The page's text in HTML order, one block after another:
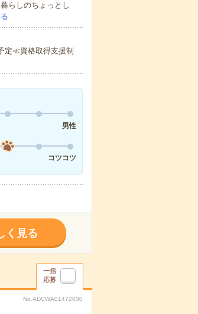
らしのちょっとし
定≪資格取得支援制
男性
コツコツ
く見る
一括
応募
No.ADCWA01472030